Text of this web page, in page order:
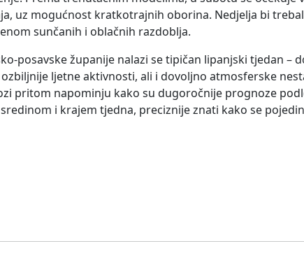
uz mogućnost kratkotrajnih oborina. Nedjelja bi
sunčanih i oblačnih razdoblja.
posavske županije nalazi se tipičan lipanjski tjedan –
ljetne aktivnosti, ali i dovoljno atmosferske
pritom napominju kako su dugoročnije prognoze
i krajem tjedna, preciznije znati kako se